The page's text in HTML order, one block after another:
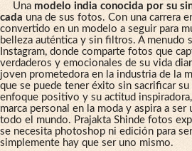
Una modelo india conocida por su
cada una de sus fotos. Con una carrera
convertido en un modelo a seguir para
belleza auténtica y sin filtros. A menudo
Instagram, donde comparte fotos que
verdaderos y emocionales de su vida
joven prometedora en la industria de la
que se puede tener éxito sin sacrificar
enfoque positivo y su actitud
marca personal en la moda y aspira a ser
todo el mundo. Prajakta Shinde fotos
se necesita photoshop ni edición para
simplemente hay que ser uno mismo.